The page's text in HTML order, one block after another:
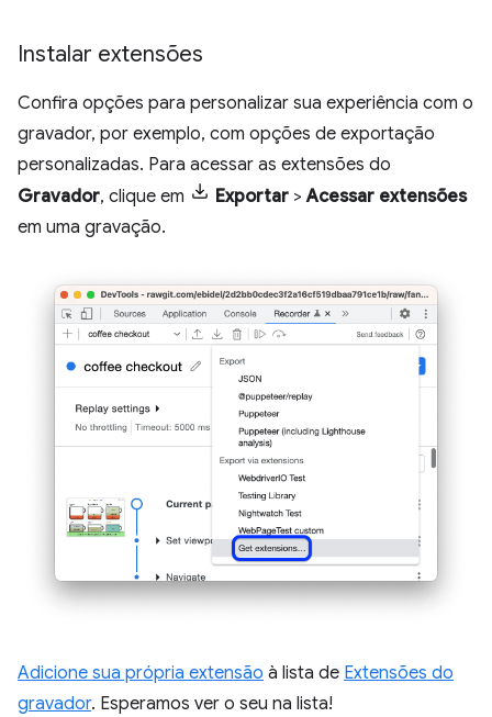
Instalar extensões
Confira opções para personalizar sua experiência com o
gravador, por exemplo, com opções de exportação
personalizadas. Para acessar as extensões do
Gravador, clique em Exportar >Acessar extensões
em uma gravação.
Adicione sua própria extensão à lista de Extensões do
gravador. Esperamos ver o seu na lista!